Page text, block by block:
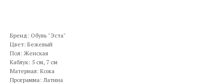
Бренд: Обувь "Эста"
Цвет: Бежевый
Пол: Женская
Каблук: 5 см, 7 см
Материал: Кожа
Программа: Латина